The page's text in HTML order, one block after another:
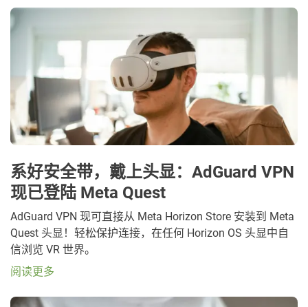
系好安全带，戴上头显：AdGuard VPN
现已登陆 Meta Quest
AdGuard VPN 现可直接从 Meta Horizon Store 安装到 Meta
Quest 头显！轻松保护连接，在任何 Horizon OS 头显中自
信浏览 VR 世界。
阅读更多